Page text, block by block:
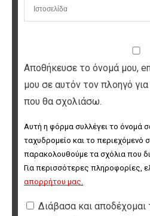
Αποθήκευσε το όνομά μου,
μου σε αυτόν τον πλοηγό
που θα σχολιάσω.
Αυτή η φόρμα συλλέγει το όνομά
ταχυδρομείο και το περιεχόμενό
παρακολουθούμε τα σχόλια που
Για περισσότερες πληροφορίες,
απορρήτου μας
Διάβασα και αποδέχομαι